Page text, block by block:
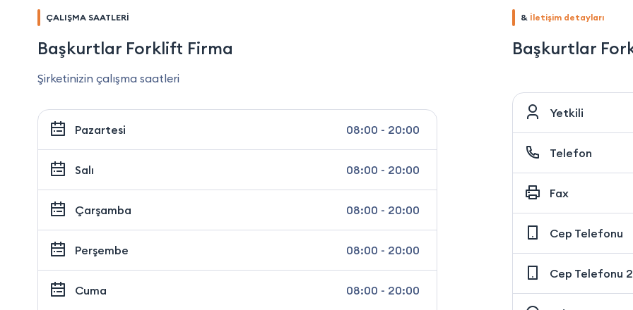
ÇALIŞMA SAATLERİ
Başkurtlar Forklift Firma
Şirketinizin çalışma saatleri
Pazartesi 08:00 - 20:00
Salı 08:00 - 20:00
Çarşamba 08:00 - 20:00
Perşembe 08:00 - 20:00
Cuma 08:00 - 20:00
& İletişim detayları
Başkurtlar
Yetkili
Telefon
Fax
Cep Telefonu
Cep Telefonu 2